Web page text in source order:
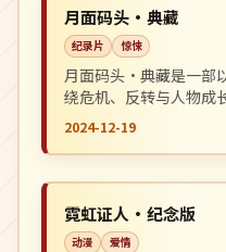
韩国
月面码头·典藏
纪录片 惊悚
月面码头·典藏是一部
绕危机、反转与人物成
推荐观看。
2024-12-19
英国
霓虹证人·纪念版
动漫 爱情